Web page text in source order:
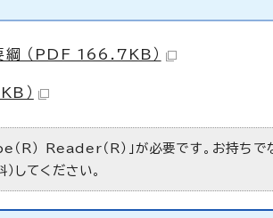
綱 （PDF 166.7KB）
）
R） Reader（R）」が必要です。お持ちで
してください。